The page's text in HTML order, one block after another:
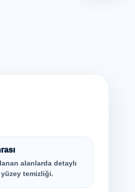
alanlarda detaylı
temizliği.